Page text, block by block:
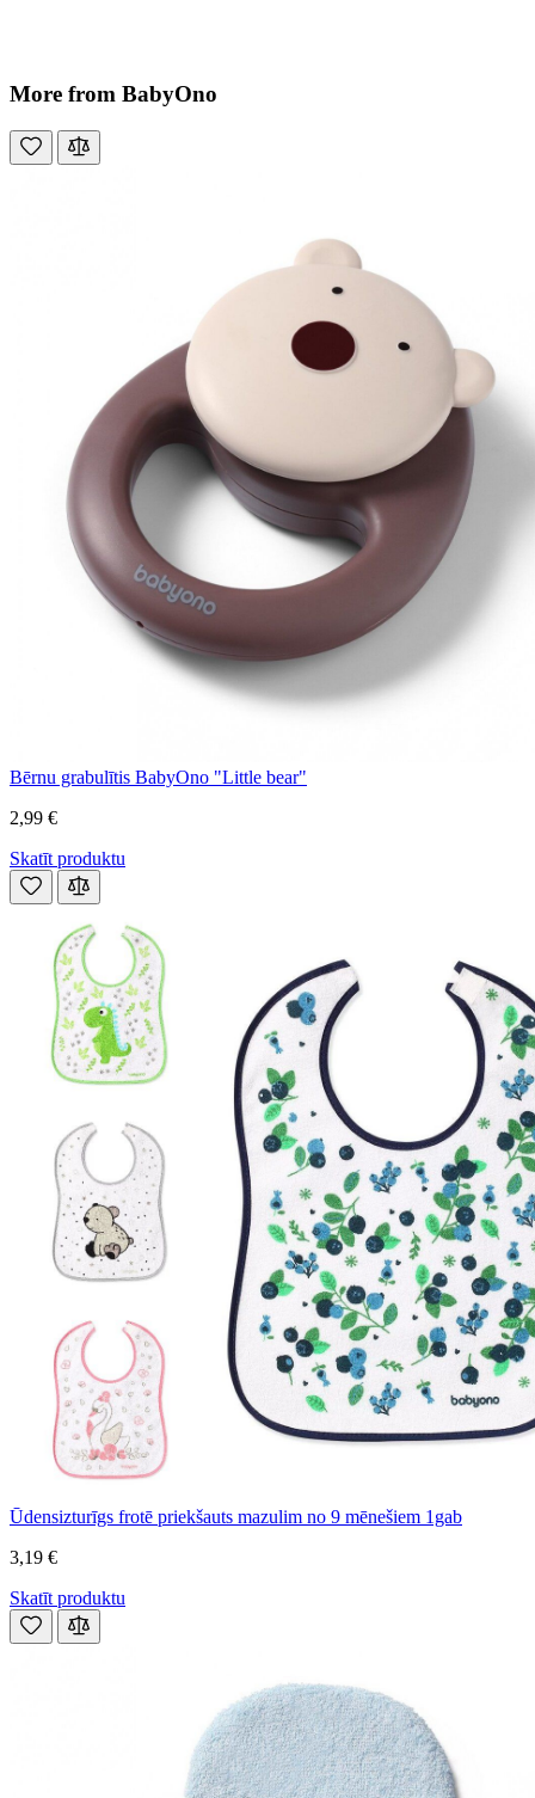
More from BabyOno
Bērnu grabulītis BabyOno "Little bear"
2,99 €
Skatīt produktu
Ūdensizturīgs frotē priekšauts mazulim no 9 mēnešiem 1gab
3,19 €
Skatīt produktu